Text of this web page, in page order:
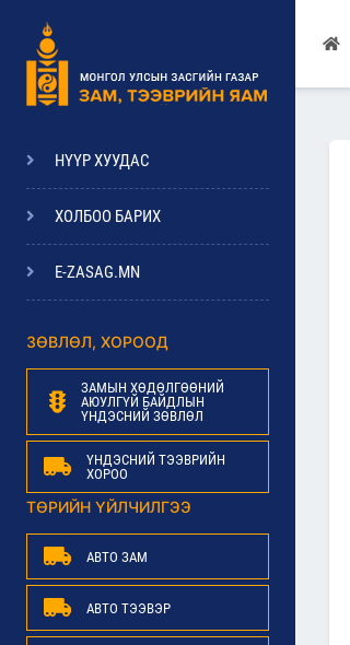
НҮҮР ХУУДАС
ХОЛБОО БАРИХ
E-ZASAG.MN
ЗӨВЛӨЛ, ХОРООД
ЗАМЫН ХӨДӨЛГӨӨНИЙ
АЮУЛГҮЙ БАЙДЛЫН
ҮНДЭСНИЙ ЗӨВЛӨЛ
ҮНДЭСНИЙ ТЭЭВРИЙН
ХОРОО
ТӨРИЙН ҮЙЛЧИЛГЭЭ
АВТО ЗАМ
АВТО ТЭЭВЭР